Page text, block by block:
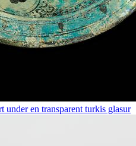
under en transparent turkis glasur